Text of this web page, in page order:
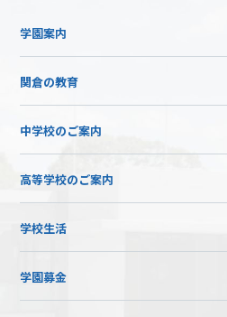
学園案内
関倉の教育
中学校のご案内
高等学校のご案内
学校生活
学園募金